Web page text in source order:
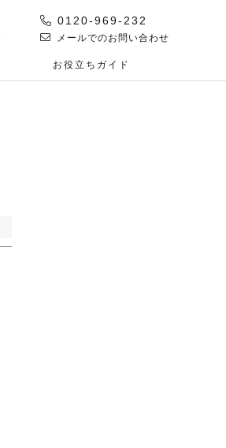
0120-969-232
メールでのお問い合わせ
お役⽴ちガイド